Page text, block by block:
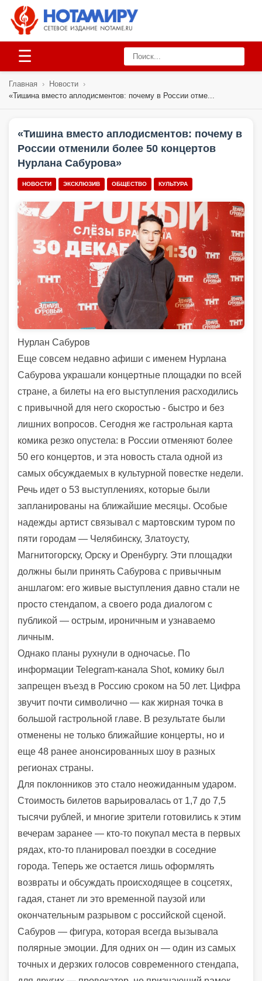
☰
Главная › Новости ›
«Тишина вместо аплодисментов: почему в России отме...
«Тишина вместо аплодисментов: почему в
России отменили более 50 концертов
Нурлана Сабурова»
НОВОСТИ ЭКСКЛЮЗИВ ОБЩЕСТВО КУЛЬТУРА
Нурлан Сабуров
Еще совсем недавно афиши с именем Нурлана
Сабурова украшали концертные площадки по всей
стране, а билеты на его выступления расходились
с привычной для него скоростью - быстро и без
лишних вопросов. Сегодня же гастрольная карта
комика резко опустела: в России отменяют более
50 его концертов, и эта новость стала одной из
самых обсуждаемых в культурной повестке недели.
Речь идет о 53 выступлениях, которые были
запланированы на ближайшие месяцы. Особые
надежды артист связывал с мартовским туром по
пяти городам — Челябинску, Златоусту,
Магнитогорску, Орску и Оренбургу. Эти площадки
должны были принять Сабурова с привычным
аншлагом: его живые выступления давно стали не
просто стендапом, а своего рода диалогом с
публикой — острым, ироничным и узнаваемо
личным.
Однако планы рухнули в одночасье. По
информации Telegram-канала Shot, комику был
запрещен въезд в Россию сроком на 50 лет. Цифра
звучит почти символично — как жирная точка в
большой гастрольной главе. В результате были
отменены не только ближайшие концерты, но и
еще 48 ранее анонсированных шоу в разных
регионах страны.
Для поклонников это стало неожиданным ударом.
Стоимость билетов варьировалась от 1,7 до 7,5
тысячи рублей, и многие зрители готовились к этим
вечерам заранее — кто-то покупал места в первых
рядах, кто-то планировал поездки в соседние
города. Теперь же остается лишь оформлять
возвраты и обсуждать происходящее в соцсетях,
гадая, станет ли это временной паузой или
окончательным разрывом с российской сценой.
Сабуров — фигура, которая всегда вызывала
полярные эмоции. Для одних он — один из самых
точных и дерзких голосов современного стендапа,